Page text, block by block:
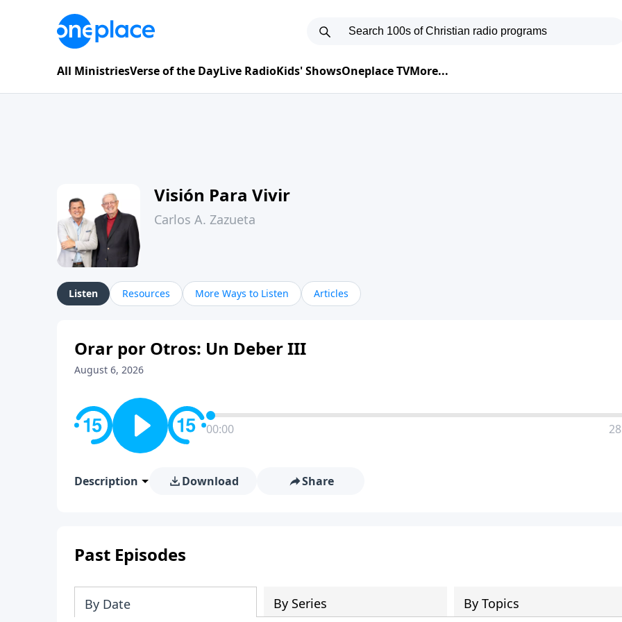
All MinistriesVerse of the DayLive RadioKids' ShowsOneplace TVMore...
Visión Para Vivir
Carlos A. Zazueta
Listen Resources More Ways to Listen Articles
Orar por Otros: Un Deber III
August 6, 2026
00:00
Description Download Share
Past Episodes
By Date By Series By Topics